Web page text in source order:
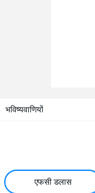
भविष्यवाणियों
एफसी डलास